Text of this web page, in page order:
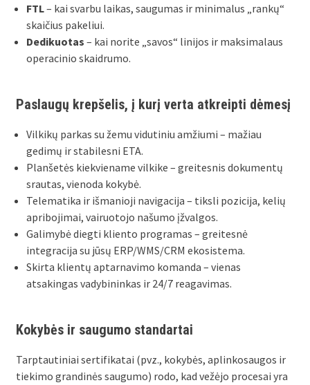
FTL– kai svarbu laikas, saugumas ir minimalus „rankų“
skaičius pakeliui.
Dedikuotas – kai norite „savos“ linijos ir maksimalaus
operacinio skaidrumo.
Paslaugų krepšelis, į kurį verta atkreipti dėmesį
Vilkikų parkas su žemu vidutiniu amžiumi – mažiau
gedimų ir stabilesni ETA.
Planšetės kiekviename vilkike – greitesnis dokumentų
srautas, vienoda kokybė.
Telematika ir išmanioji navigacija – tiksli pozicija, kelių
apribojimai, vairuotojo našumo įžvalgos.
Galimybė diegti kliento programas – greitesnė
integracija su jūsų ERP/WMS/CRM ekosistema.
Skirta klientų aptarnavimo komanda – vienas
atsakingas vadybininkas ir 24/7 reagavimas.
Kokybės ir saugumo standartai
Tarptautiniai sertifikatai (pvz., kokybės, aplinkosaugos ir
tiekimo grandinės saugumo) rodo, kad vežėjo procesai yra